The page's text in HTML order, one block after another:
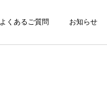
よくあるご質問 お知らせ